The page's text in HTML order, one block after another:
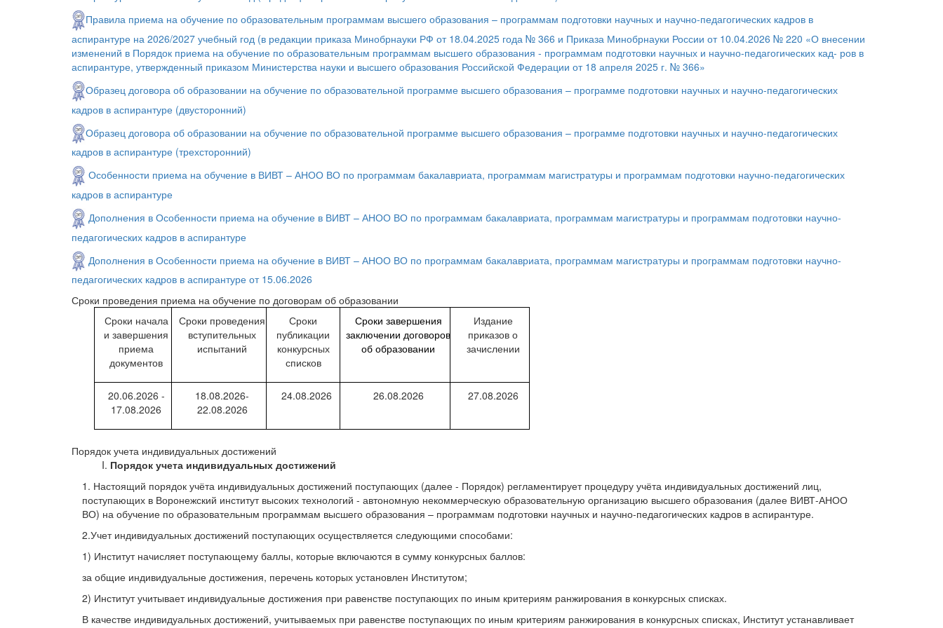
Правила приема на обучение по образовательным программам высшего образования – программам подготовки научных и научно-педагогических кадров в
аспирантуре на 2026/2027 учебный год (в редакции приказа Минобрнауки РФ от 18.04.2025 года № 366 и Приказа Минобрнауки России от 10.04.2026 № 220 «О внесении
изменений в Порядок приема на обучение по образовательным программам высшего образования - программам подготовки научных и научно-педагогических кад- ров в
аспирантуре, утвержденный приказом Министерства науки и высшего образования Российской Федерации от 18 апреля 2025 г. № 366»
Образец договора об образовании на обучение по образовательной программе высшего образования – программе подготовки научных и научно-педагогических
кадров в аспирантуре (двусторонний)
Образец договора об образовании на обучение по образовательной программе высшего образования – программе подготовки научных и научно-педагогических
кадров в аспирантуре (трехсторонний)
Особенности приема на обучение в ВИВТ – АНОО ВО по программам бакалавриата, программам магистратуры и программам подготовки научно-педагогических
кадров в аспирантуре
​Дополнения в Особенности приема на обучение в ВИВТ – АНОО ВО по программам бакалавриата, программам магистратуры и программам подготовки научно-
педагогических кадров в аспирантуре
Дополнения в Особенности приема на обучение в ВИВТ – АНОО ВО по программам бакалавриата, программам магистратуры и программам подготовки научно-
педагогических кадров в аспирантуре от 15.06.2026
Сроки проведения приема на обучение по договорам об образовании
Сроки начала
и завершения
приема
документов
Сроки проведения
вступительных
испытаний
Сроки
публикации
конкурсных
списков
Сроки завершения
заключении договоров
об образовании
Издание
приказов о
зачислении
20.06.2026 -
17.08.2026
18.08.2026-
22.08.2026
24.08.2026 26.08.2026 27.08.2026
Порядок учета индивидуальных достижений
Порядок учета индивидуальных достижений
1. Настоящий порядок учёта индивидуальных достижений поступающих (далее - Порядок) регламентирует процедуру учёта индивидуальных достижений лиц,
поступающих в Воронежский институт высоких технологий - автономную некоммерческую образовательную организацию высшего образования (далее ВИВТ-АНОО
ВО) на обучение по образовательным программам высшего образования – программам подготовки научных и научно-педагогических кадров в аспирантуре.
2.Учет индивидуальных достижений поступающих осуществляется следующими способами:
1) Институт начисляет поступающему баллы, которые включаются в сумму конкурсных баллов:
за общие индивидуальные достижения, перечень которых установлен Институтом;
2) Институт учитывает индивидуальные достижения при равенстве поступающих по иным критериям ранжирования в конкурсных списках.
В качестве индивидуальных достижений, учитываемых при равенстве поступающих по иным критериям ранжирования в конкурсных списках, Институт устанавливает